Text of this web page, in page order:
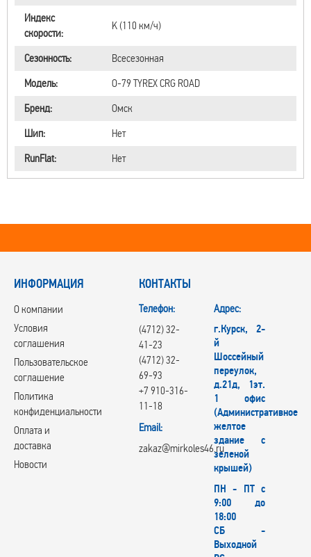
Индекс
скорости:
K (110 км/ч)
Сезонность:
Всесезонная
Модель:
О-79 TYREX CRG ROAD
Бренд:
Омск
Шип:
Нет
RunFlat:
Нет
ИНФОРМАЦИЯ
О компании
Условия
соглашения
Пользовательское
соглашение
Политика
конфиденциальности
Оплата и
доставка
Новости
КОНТАКТЫ
Телефон:
(4712) 32-
41-23
(4712) 32-
69-93
+7 910-316-
11-18
Email:
zakaz@mirkoles46.ru
Адрес:
г.Курск, 2-
й
Шоссейный
переулок,
д.21д, 1эт.
1 офис
(Административное
желтое
здание с
зеленой
крышей)
ПН - ПТ с
9:00 до
18:00
СБ -
Выходной